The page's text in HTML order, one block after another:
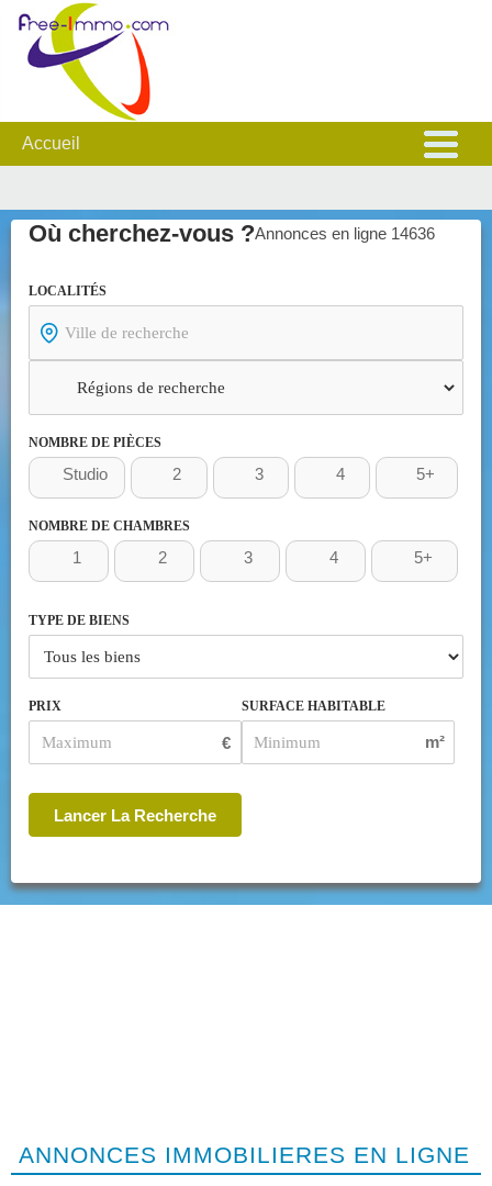
Accueil
où cherchez-vous ?Annonces en ligne 14636
LOCALITÉS
NOMBRE DE PIÈCES
Studio 2 3 4 5+
NOMBRE DE CHAMBRES
1 2 3 4 5+
TYPE DE BIENS
PRIX
€
SURFACE HABITABLE
m²
ANNONCES IMMOBILIERES EN LIGNE